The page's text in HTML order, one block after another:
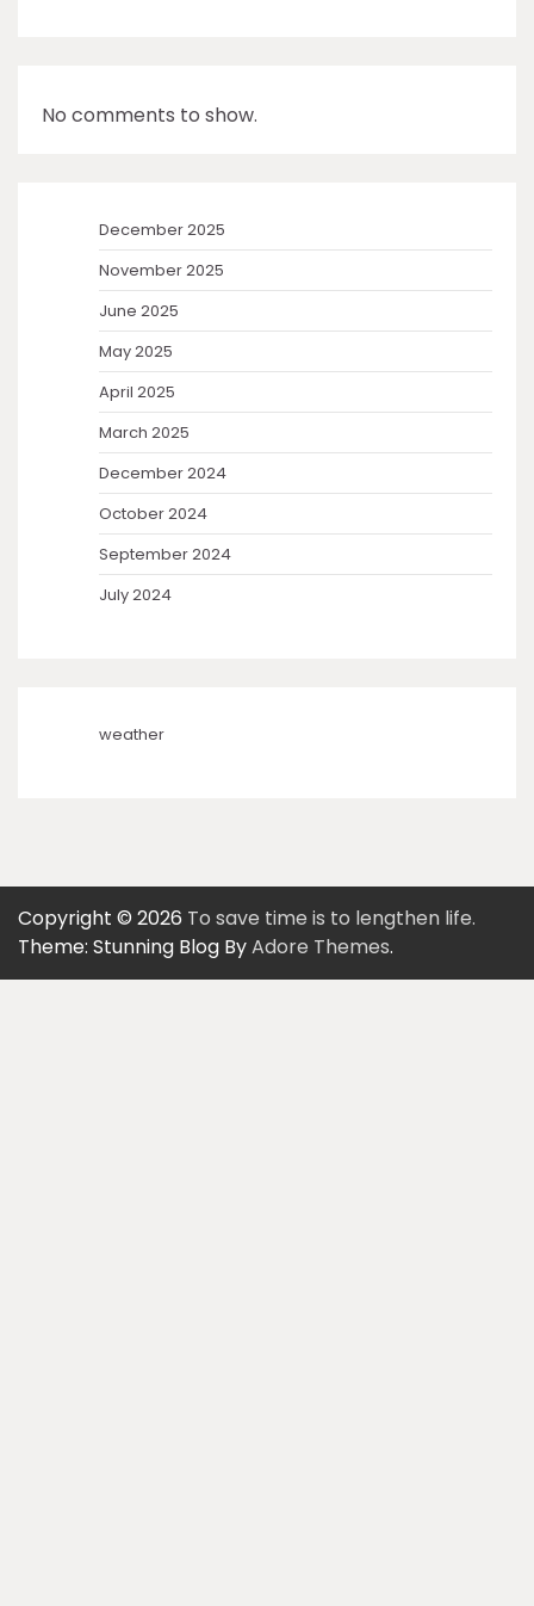
No comments to show.
December 2025
November 2025
June 2025
May 2025
April 2025
March 2025
December 2024
October 2024
September 2024
July 2024
weather
Copyright © 2026 To save time is to lengthen life.
Theme: Stunning Blog ByAdore Themes.